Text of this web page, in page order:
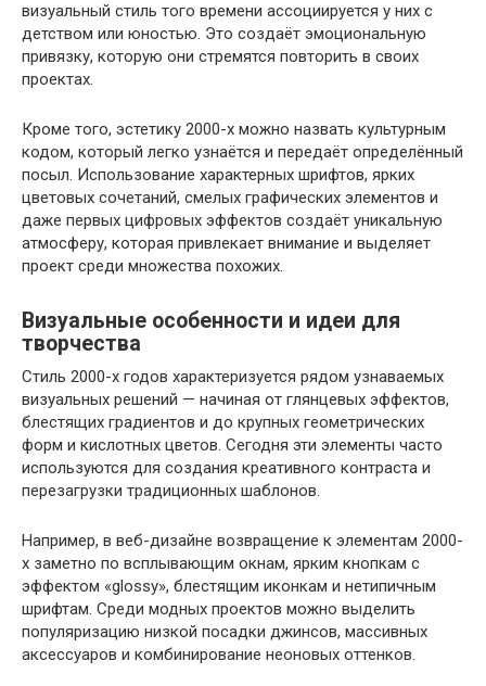
визуальный стиль того времени ассоциируется у них с
детством или юностью. Это создаёт эмоциональную
привязку, которую они стремятся повторить в своих
проектах.
Кроме того, эстетику 2000-х можно назвать культурным
кодом, который легко узнаётся и передаёт определённый
посыл. Использование характерных шрифтов, ярких
цветовых сочетаний, смелых графических элементов и
даже первых цифровых эффектов создаёт уникальную
атмосферу, которая привлекает внимание и выделяет
проект среди множества похожих.
Визуальные особенности и идеи для
творчества
Стиль 2000-х годов характеризуется рядом узнаваемых
визуальных решений — начиная от глянцевых эффектов,
блестящих градиентов и до крупных геометрических
форм и кислотных цветов. Сегодня эти элементы часто
используются для создания креативного контраста и
перезагрузки традиционных шаблонов.
Например, в веб-дизайне возвращение к элементам 2000-
х заметно по всплывающим окнам, ярким кнопкам с
эффектом «glossy», блестящим иконкам и нетипичным
шрифтам. Среди модных проектов можно выделить
популяризацию низкой посадки джинсов, массивных
аксессуаров и комбинирование неоновых оттенков.